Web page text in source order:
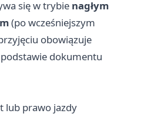
się w trybie nagłym
(po wcześniejszym
obowiązuje
dokumentu
lub prawo jazdy